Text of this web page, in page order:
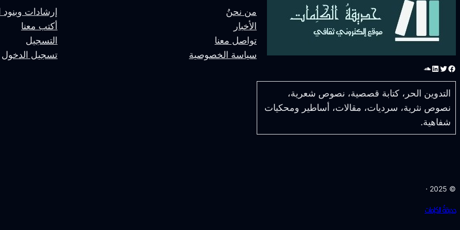
فيسبوك تويتر لينكد إن ساوند كلاود
التدوين الحر، كتابة قصصية، نصوص شعرية،
نصوص نثرية، سرديات، مقالات، أساطير ومحكيات
شفاهية.
من نحنُ
الأخبار
تواصل معنا
سياسة الخصوصية
إرشادات وبنود
أكتب معنا
التسجيل
تسجيل الدخول
© 2025 ·
حديقةُ الكلِمات